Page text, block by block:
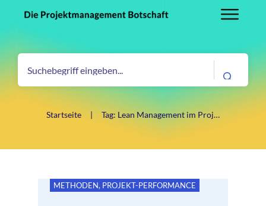
Startseite | Tag: Lean Management im Projekt
METHODEN, PROJEKT-PERFORMANCE